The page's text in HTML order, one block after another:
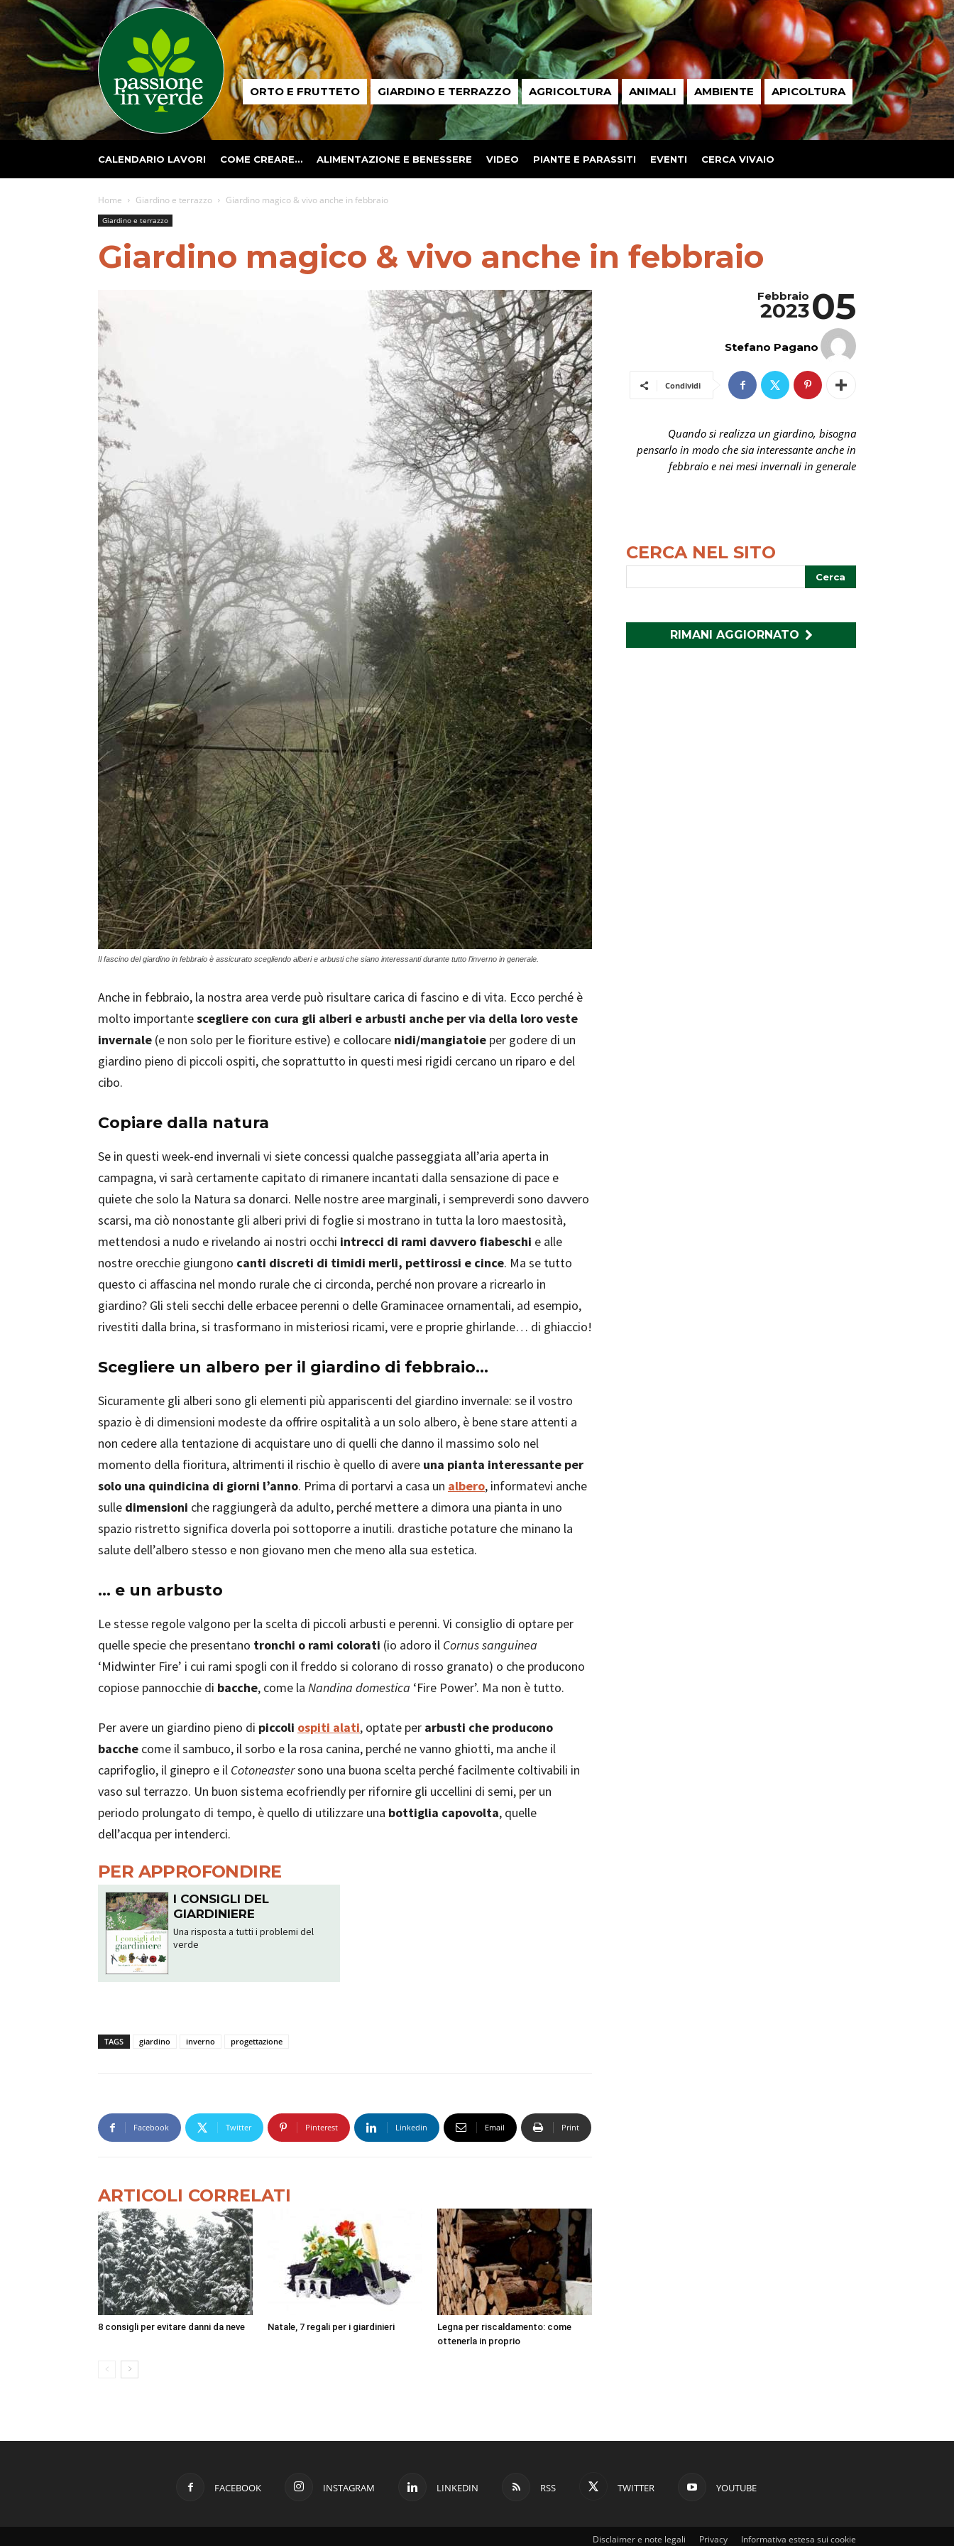
Passione
in ORTO E FRUTTETO GIARDINO E TERRAZZO AGRICOLTURA ANIMALI AMBIENTE APICOLTURA
CALENDARIO LAVORI COME CREARE… ALIMENTAZIONE E BENESSERE VIDEO PIANTE E PARASSITI EVENTI CERCA VIVAIO
Home Giardino e terrazzo Giardino magico & vivo anche in febbraio
Giardino e terrazzo
Giardino magico & vivo anche in febbraio
Il fascino del giardino in febbraio è assicurato scegliendo alberi e arbusti che siano interessanti durante tutto l’inverno in generale.
Anche in febbraio, la nostra area verde può risultare carica di fascino e di vita. Ecco perché è
molto importantescegliere con cura gli alberi e arbusti anche per via della loro veste
invernale (e non solo per le fioriture estive) e collocare nidi/mangiatoie per godere di un
giardino pieno di piccoli ospiti, che soprattutto in questi mesi rigidi cercano un riparo e del
cibo.
Copiare dalla natura
Se in questi week-end invernali vi siete concessi qualche passeggiata all’aria aperta in
campagna, vi sarà certamente capitato di rimanere incantati dalla sensazione di pace e
quiete che solo la Natura sa donarci. Nelle nostre aree marginali, i sempreverdi sono davvero
scarsi, ma ciò nonostante gli alberi privi di foglie si mostrano in tutta la loro maestosità,
mettendosi a nudo e rivelando ai nostri occhi intrecci di rami davvero fiabeschi e alle
nostre orecchie giungono canti discreti di timidi merli, pettirossi e cince. Ma se tutto
questo ci affascina nel mondo rurale che ci circonda, perché non provare a ricrearlo in
giardino? Gli steli secchi delle erbacee perenni o delle Graminacee ornamentali, ad esempio,
rivestiti dalla brina, si trasformano in misteriosi ricami, vere e proprie ghirlande… di ghiaccio!
Scegliere un albero per il giardino di febbraio…
Sicuramente gli alberi sono gli elementi più appariscenti del giardino invernale: se il vostro
spazio è di dimensioni modeste da offrire ospitalità a un solo albero, è bene stare attenti a
non cedere alla tentazione di acquistare uno di quelli che danno il massimo solo nel
momento della fioritura, altrimenti il rischio è quello di avere una pianta interessante per
solo una quindicina di giorni l’anno. Prima di portarvi a casa un albero, informatevi anche
sulle dimensioni che raggiungerà da adulto, perché mettere a dimora una pianta in uno
spazio ristretto significa doverla poi sottoporre a inutili. drastiche potature che minano la
salute dell’albero stesso e non giovano men che meno alla sua estetica.
… e un arbusto
Le stesse regole valgono per la scelta di piccoli arbusti e perenni. Vi consiglio di optare per
quelle specie che presentano tronchi o rami colorati (io adoro il Cornus sanguinea
‘Midwinter Fire’ i cui rami spogli con il freddo si colorano di rosso granato) o che producono
copiose pannocchie di bacche, come la Nandina domestica ‘Fire Power’. Ma non è tutto.
Per avere un giardino pieno di piccoli ospiti alati, optate per arbusti che producono
bacche come il sambuco, il sorbo e la rosa canina, perché ne vanno ghiotti, ma anche il
caprifoglio, il ginepro e il Cotoneastersono una buona scelta perché facilmente coltivabili in
vaso sul terrazzo. Un buon sistema ecofriendly per rifornire gli uccellini di semi, per un
periodo prolungato di tempo, è quello di utilizzare una bottiglia capovolta, quelle
dell’acqua per intenderci.
PER APPROFONDIRE
I CONSIGLI DEL
GIARDINIERE
Una risposta a tutti i problemi del
verde
TAGS giardino inverno progettazione
Facebook Twitter Pinterest Linkedin Email Print
ARTICOLI CORRELATI
8 consigli per evitare danni da neve Natale, 7 regali per i giardinieri
Legna per riscaldamento: come
ottenerla in proprio
05
Febbraio
2023
Stefano Pagano
Condividi
Quando si realizza un giardino, bisogna
pensarlo in modo che sia interessante anche in
febbraio e nei mesi invernali in generale
CERCA NEL SITO
RIMANI AGGIORNATO
FACEBOOK INSTAGRAM LINKEDIN RSS TWITTER YOUTUBE
Disclaimer e note legali Privacy Informativa estesa sui cookie